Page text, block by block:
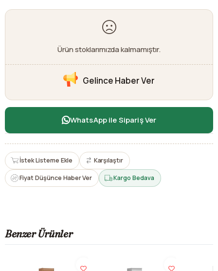
Ürün stoklarımızda kalmamıştır.
Gelince Haber Ver
WhatsApp ile Sipariş Ver
İstek Listeme Ekle Karşılaştır
Fiyat Düşünce Haber Ver Kargo Bedava
Benzer Ürünler